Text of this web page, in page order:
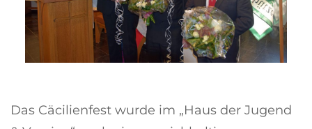
Das Cäcilienfest wurde im „Haus der Jugend